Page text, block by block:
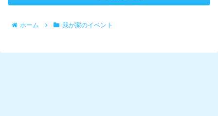
ホーム 我が家のイベント